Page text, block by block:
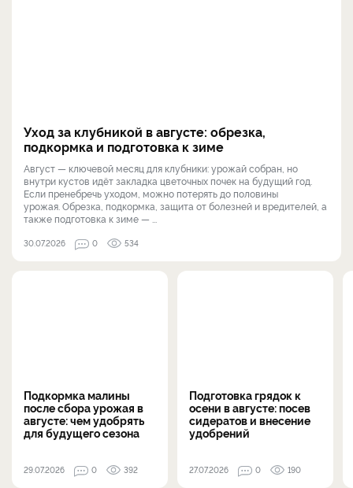
Уход за клубникой в августе: обрезка,
подкормка и подготовка к зиме
Август — ключевой месяц для клубники: урожай собран, но
внутри кустов идёт закладка цветочных почек на будущий год.
Если пренебречь уходом, можно потерять до половины
урожая. Обрезка, подкормка, защита от болезней и вредителей, а
также подготовка к зиме — ...
30.07.2026 0 534
Подкормка малины
после сбора урожая в
августе: чем удобрять
для будущего сезона
29.07.2026 0 392
Подготовка грядок к
осени в августе: посев
сидератов и внесение
удобрений
27.07.2026 0 190